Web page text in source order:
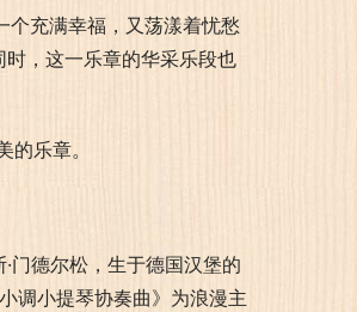
充满幸福，又荡漾着忧愁
，这一乐章的华采乐段也
乐章。
门德尔松，生于德国汉堡的
调小提琴协奏曲》为浪漫主